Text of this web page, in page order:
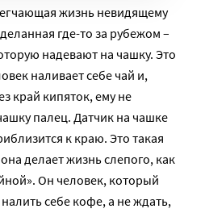
жизнь невидящему
где-то за рубежом –
надевают на чашку. Это
наливает себе чай и,
край кипяток, ему не
палец. Датчик на чашке
к краю. Это такая
делает жизнь слепого, как
Он человек, который
себе кофе, а не ждать,